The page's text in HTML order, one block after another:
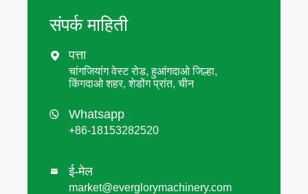
संपर्क माहिती
 पत्ता
चांगजियांग वेस्ट रोड, हुआंगदाओ जिल्हा,
किंगदाओ शहर, शेडोंग प्रांत, चीन
 Whatsapp
+86-18153282520
 ई-मेल
market@everglorymachinery.com